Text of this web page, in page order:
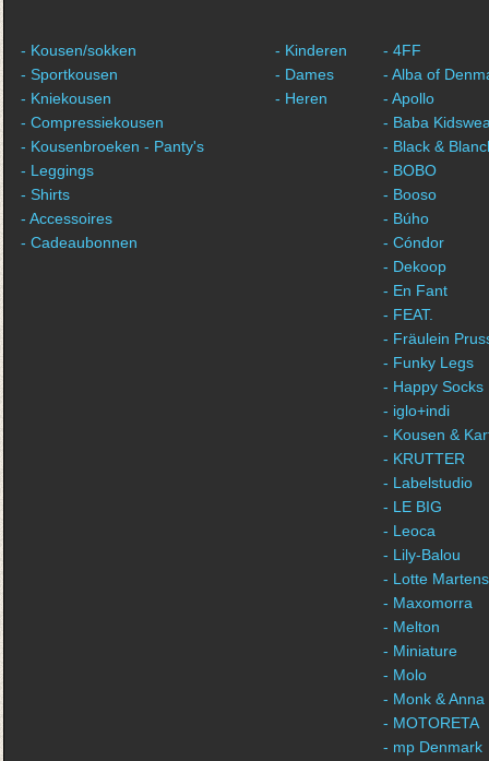
- Kousen/sokken
- Sportkousen
- Kniekousen
- Compressiekousen
- Kousenbroeken - Panty's
- Leggings
- Shirts
- Accessoires
- Cadeaubonnen
- Kinderen
- Dames
- Heren
- 4FF
- Alba of
- Apollo
- Baba
- Black &
- BOBO
- Booso
- Búho
- Cóndor
- Dekoop
- En Fant
- FEAT.
- Fräulein
- Funky Legs
- Happy Socks
- iglo+indi
- Kousen &
- KRUTTER
- Labelstudio
- LE BIG
- Leoca
- Lily-Balou
- Lotte Martens
- Maxomorra
- Melton
- Miniature
- Molo
- Monk & Anna
- MOTORETA
- mp Denmark